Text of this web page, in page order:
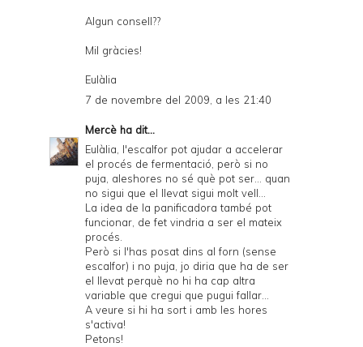
Algun consell??
Mil gràcies!
Eulàlia
7 de novembre del 2009, a les 21:40
Mercè ha dit...
Eulàlia, l'escalfor pot ajudar a accelerar
el procés de fermentació, però si no
puja, aleshores no sé què pot ser... quan
no sigui que el llevat sigui molt vell...
La idea de la panificadora també pot
funcionar, de fet vindria a ser el mateix
procés.
Però si l'has posat dins al forn (sense
escalfor) i no puja, jo diria que ha de ser
el llevat perquè no hi ha cap altra
variable que cregui que pugui fallar...
A veure si hi ha sort i amb les hores
s'activa!
Petons!